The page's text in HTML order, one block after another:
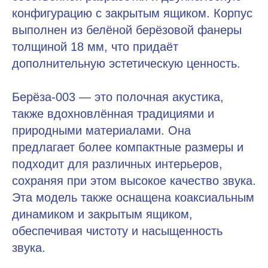
конфигурацию с закрытым ящиком. Корпус
выполнен из белёной берёзовой фанеры
толщиной 18 мм, что придаёт
дополнительную эстетическую ценность.
Берёза-003 — это полочная акустика,
также вдохновлённая традициями и
природными материалами. Она
предлагает более компактные размеры и
подходит для различных интерьеров,
сохраняя при этом высокое качество звука.
Эта модель также оснащена коаксиальным
динамиком и закрытым ящиком,
обеспечивая чистоту и насыщенность
звука.